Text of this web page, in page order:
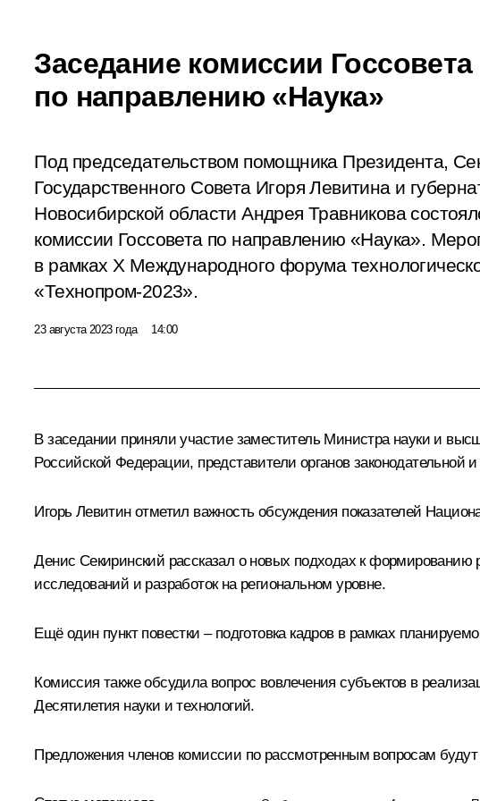
Заседание комиссии Госсовета
по направлению «Наука»
Под председательством помощника Президента,
Государственного Совета Игоря Левитина и
Новосибирской области Андрея Травникова
комиссии Госсовета по направлению «Наука».
в рамках X Международного форума
«Технопром-2023».
23 августа 2023 года 14:00
В заседании приняли участие заместитель Министра науки и
Российской Федерации, представители органов законодательной
Игорь Левитинотметил важность обсуждения показателей
Денис Секиринский рассказал о новых подходах к формированию
исследований и разработок на региональном уровне.
Ещё один пункт повестки – подготовка кадров в рамках
Комиссия также обсудила вопрос вовлечения субъектов в
Десятилетия науки и технологий.
Предложения членов комиссии по рассмотренным вопросам